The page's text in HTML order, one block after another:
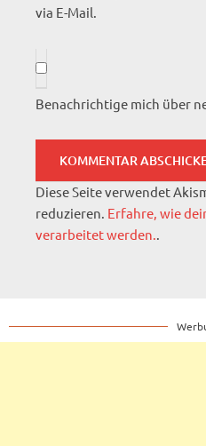
via E-Mail.
Benachrichtige mich über
Diese Seite verwendet
reduzieren. Erfahre, wie
verarbeitet werden..